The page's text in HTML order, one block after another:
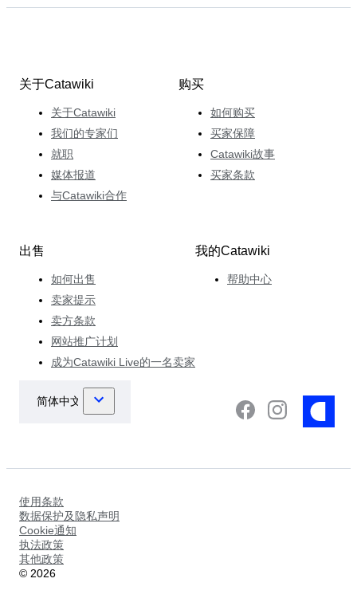
关于Catawiki
关于Catawiki
我们的专家们
就职
媒体报道
与Catawiki合作
购买
如何购买
买家保障
Catawiki故事
买家条款
出售
如何出售
卖家提示
卖方条款
网站推广计划
成为Catawiki Live的一名卖家
我的Catawiki
帮助中心
使用条款
数据保护及隐私声明
Cookie通知
执法政策
其他政策
© 2026